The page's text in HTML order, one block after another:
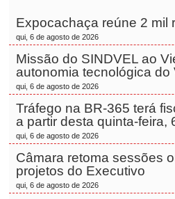
Expocachaça reúne 2 mil
qui, 6 de agosto de 2026
Missão do SINDVEL ao
autonomia tecnológica do
qui, 6 de agosto de 2026
Tráfego na BR-365 terá
a partir desta quinta-feira,
qui, 6 de agosto de 2026
Câmara retoma sessões
projetos do Executivo
qui, 6 de agosto de 2026